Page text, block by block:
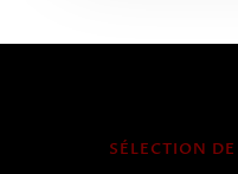
SÉLECTION